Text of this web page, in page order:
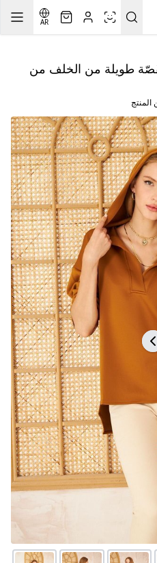
AR
طويلة من الخلف من
المنتج